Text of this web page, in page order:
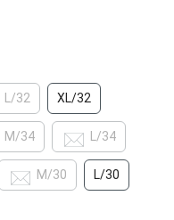
L/32 XL/32
M/34 L/34
M/30 L/30